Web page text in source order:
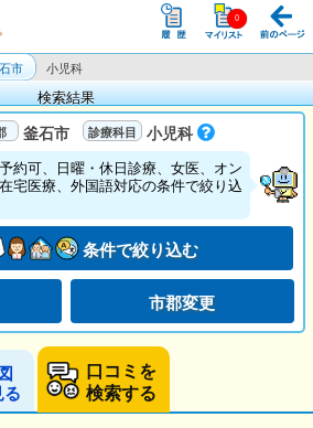
市 小児科
検索結果
釜石市 小児科
約可、日曜・休日診療、女医、オン
宅医療、外国語対応の条件で絞り込
条件で絞り込む
市郡変更
口コミを
検索する